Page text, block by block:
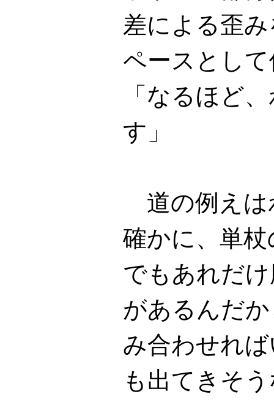
差による歪
ペースとし
「なるほど
す」
道の例えは
確かに、単
でもあれだ
があるんだ
み合わせれ
も出てきそ